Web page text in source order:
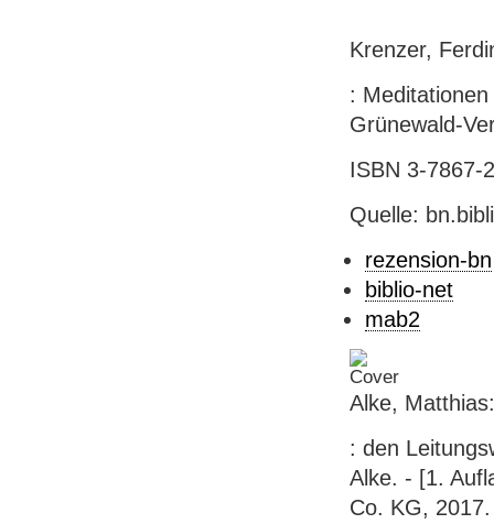
Krenzer,
:
Grünewald-
ISBN 3-7867-
Quelle:
rezension-bn
biblio-net
mab2
Alke,
: den
Alke. - [1.
Co. KG,